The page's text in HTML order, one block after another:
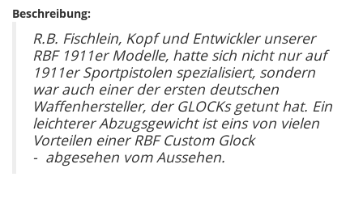
Beschreibung:
R.B. Fischlein, Kopf und Entwickler unserer
RBF 1911er Modelle, hatte sich nicht nur auf
1911er Sportpistolen spezialisiert, sondern
war auch einer der ersten deutschen
Waffenhersteller, der GLOCKs getunt hat. Ein
leichterer Abzugsgewicht ist eins von vielen
Vorteilen einer RBF Custom Glock
- abgesehen vom Aussehen.